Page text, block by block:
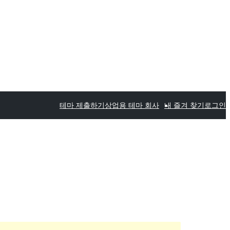
테마 제출하기상업용 테마 회사 내 즐겨 찾기 로그인